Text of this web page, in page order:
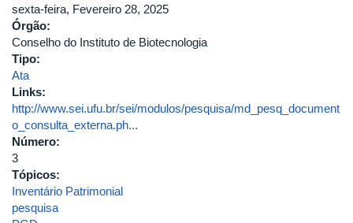
sexta-feira, Fevereiro 28, 2025
Órgão:
Conselho do Instituto de Biotecnologia
Tipo:
Ata
Links:
http://www.sei.ufu.br/sei/modulos/pesquisa/md_pesq_document
o_consulta_externa.ph...
Número:
3
Tópicos:
Inventário Patrimonial
pesquisa